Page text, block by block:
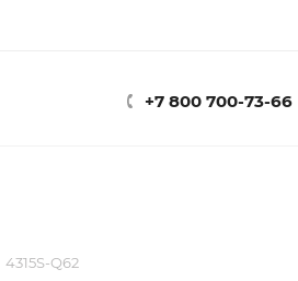
+7 800 700-73-66
4315S-Q62